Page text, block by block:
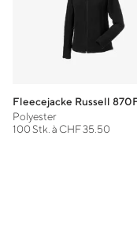
Fleecejacke Russell
Polyester
100 Stk. à CHF 35.50